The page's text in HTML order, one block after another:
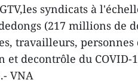
syndicats à
(217 millions de
travailleurs,
et decontrôle du
VNA